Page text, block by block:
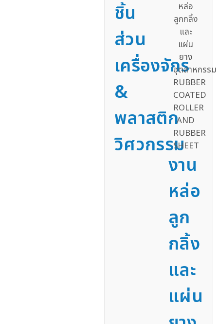
ชิ้น
ส่วน
เครื่องจักร
&
พลาสติก
วิศวกรรม
งาน
หล่อ
ลูก
กลิ้ง
และ
แผ่น